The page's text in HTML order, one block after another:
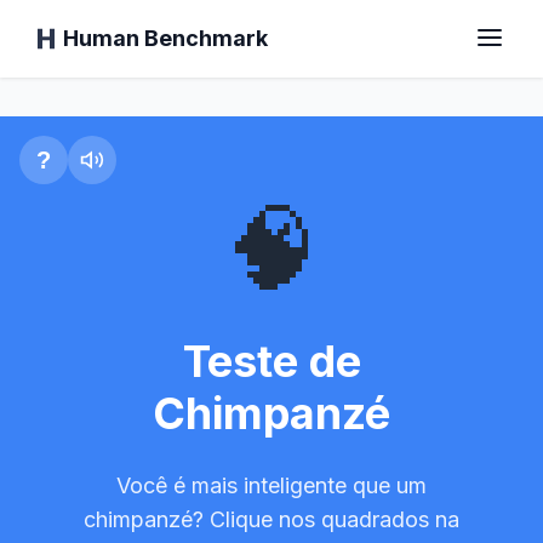
Human Benchmark
Início
Tempo de Reação
Teste do Chimpanzé
Teste de Digitação
Memória Visual
Teste do Chimpanzé
?
🧠
Teste de
Chimpanzé
Você é mais inteligente que um
chimpanzé? Clique nos quadrados na